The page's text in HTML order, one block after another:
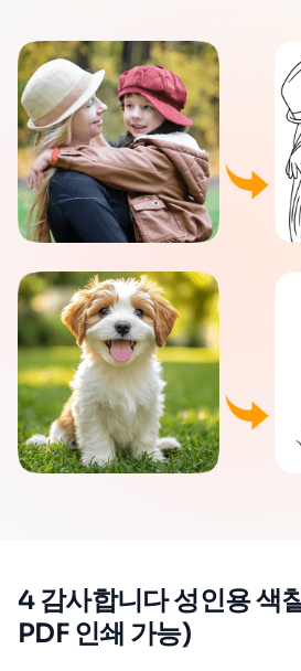
4 감사합니다 성인용 색
PDF 인쇄 가능)